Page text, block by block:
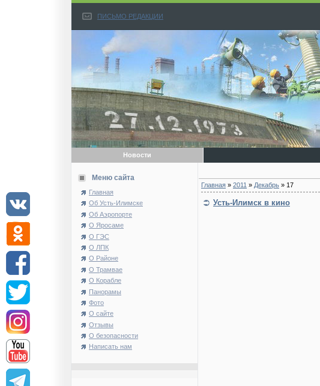
ПИСЬМО РЕДАКЦИИ
Новости
Меню сайта
Главная
Об Усть-Илимске
Об Аэропорте
О Яросаме
О ГЭС
О ЛПК
О Районе
О Трамвае
О Корабле
Панорамы
Фото
О сайте
Отзывы
О безопасности
Написать нам
Главная » 2011 » Декабрь » 17
Усть-Илимск в кино